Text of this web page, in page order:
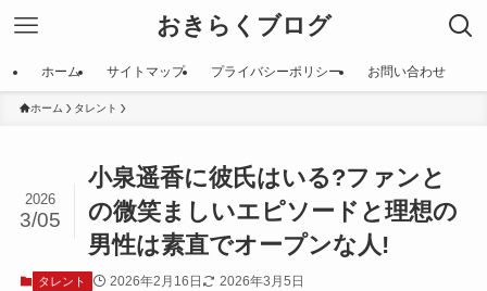
おきらくブログ
ホーム サイトマップ プライバシーポリシー お問い合わせ
ホーム タレント
小泉遥香に彼氏はいる?ファンと
の微笑ましいエピソードと理想の
男性は素直でオープンな人!
2026
3/05
タレント 2026年2月16日 2026年3月5日